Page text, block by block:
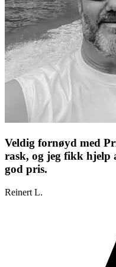
Veldig fornøyd med
rask, og jeg fikk hjelp
god pris.
Reinert L.